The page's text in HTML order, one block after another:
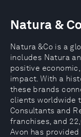
Natura &
Natura &Co is a
includes Natura
positive
impact. With a
these brands
clients worldwide
Consultants and
franchises, and
Avon has